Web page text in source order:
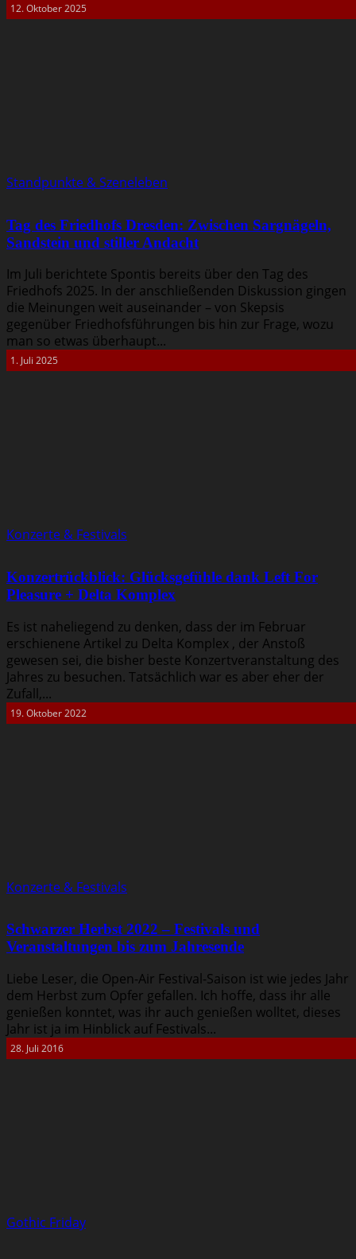
12. Oktober 2025
Standpunkte & Szeneleben
Tag des Friedhofs Dresden: Zwischen Sargnägeln,
Sandstein und stiller Andacht
Im Juli berichtete Spontis bereits über den Tag des
Friedhofs 2025. In der anschließenden Diskussion gingen
die Meinungen weit auseinander – von Skepsis
gegenüber Friedhofsführungen bis hin zur Frage, wozu
man so etwas überhaupt...
1. Juli 2025
Konzerte & Festivals
Konzertrückblick: Glücksgefühle dank Left For
Pleasure + Delta Komplex
Es ist naheliegend zu denken, dass der im Februar
erschienene Artikel zu Delta Komplex , der Anstoß
gewesen sei, die bisher beste Konzertveranstaltung des
Jahres zu besuchen. Tatsächlich war es aber eher der
Zufall,...
19. Oktober 2022
Konzerte & Festivals
Schwarzer Herbst 2022 – Festivals und
Veranstaltungen bis zum Jahresende
Liebe Leser, die Open-Air Festival-Saison ist wie jedes Jahr
dem Herbst zum Opfer gefallen. Ich hoffe, dass ihr alle
genießen konntet, was ihr auch genießen wolltet, dieses
Jahr ist ja im Hinblick auf Festivals...
28. Juli 2016
Gothic Friday